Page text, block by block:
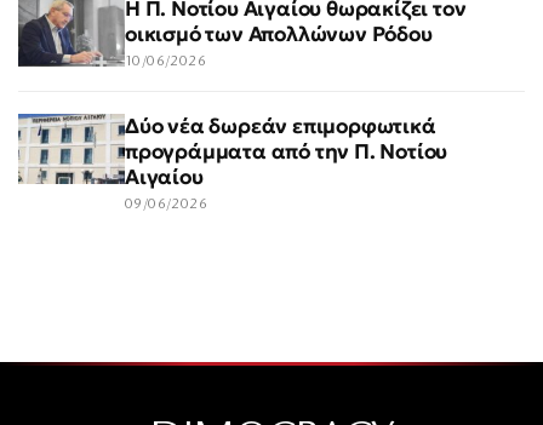
Η Π. Νοτίου Αιγαίου θωρακίζει τον
οικισμό των Απολλώνων Ρόδου
10/06/2026
Δύο νέα δωρεάν επιμορφωτικά
προγράμματα από την Π. Νοτίου
Αιγαίου
09/06/2026